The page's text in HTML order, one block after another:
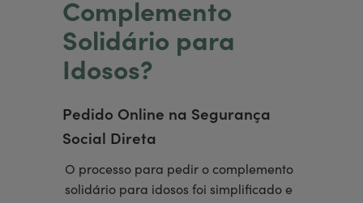
Complemento
Solidário para
Idosos?
Pedido Online na Segurança
Social Direta
O processo para pedir o complemento
solidário para idosos foi simplificado e